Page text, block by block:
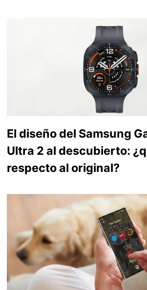
El diseño del Samsung
Ultra 2 al descubierto:
respecto al original?